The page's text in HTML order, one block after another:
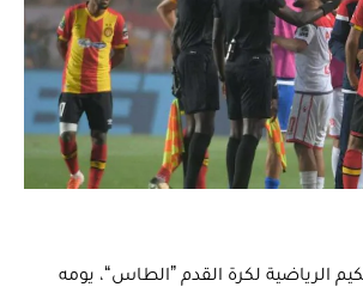
الرياضية لكرة القدم ”الطاس“، يومه